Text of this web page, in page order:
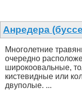
Анредера
Многолетние
очередно
широкоовальные,
кистевидные или
двуполые. ...